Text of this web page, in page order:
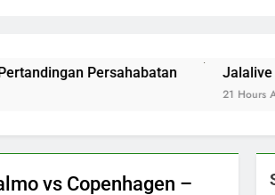
Jalalive Streaming
vs Copenhagen –